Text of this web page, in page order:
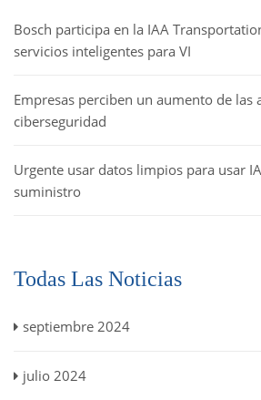
Bosch participa en la IAA
servicios inteligentes para VI
Empresas perciben un aumento de las
ciberseguridad
Urgente usar datos limpios para usar
suministro
Todas Las Noticias
septiembre 2024
julio 2024